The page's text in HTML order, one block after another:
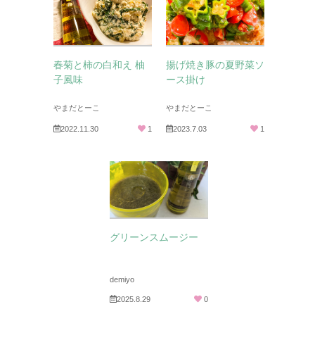
春菊と柿の白和え 柚
子風味
やまだとーこ
2022.11.30 1
揚げ焼き豚の夏野菜ソ
ース掛け
やまだとーこ
2023.7.03 1
グリーンスムージー
demiyo
2025.8.29 0